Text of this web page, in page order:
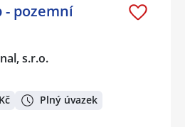
- pozemní
s.r.o.
Plný úvazek